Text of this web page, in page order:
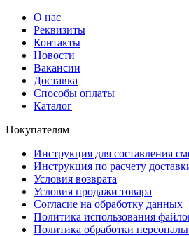
О нас
Реквизиты
Контакты
Новости
Вакансии
Доставка
Способы оплаты
Каталог
Покупателям
Инструкция для составления
Инструкция по расчету
Условия возврата
Условия продажи товара
Согласие на обработку данных
Политика использования
Политика обработки